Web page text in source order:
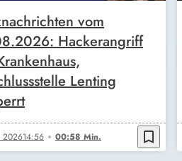
vom
Hackerangriff
Lenting
202614:56 00:58 Min. bookmark_border